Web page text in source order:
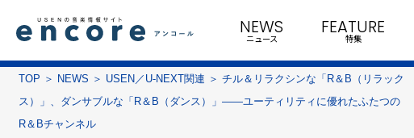
NEWS
ニュース
FEATURE
特集
TOP NEWS USEN／U-NEXT関連
チル＆リラクシンな「R＆B（リラック
ス）」、ダンサブルな「R＆B（ダンス）」――ユーティリティに優れたふたつの
R＆Bチャンネル